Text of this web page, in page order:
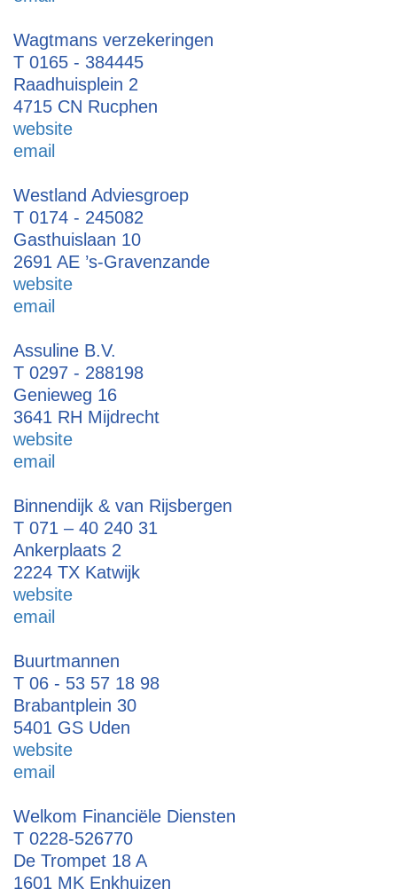
Wagtmans verzekeringen
T 0165 - 384445
Raadhuisplein 2
4715 CN Rucphen
website
email
Westland Adviesgroep
T 0174 - 245082
Gasthuislaan 10
2691 AE ’s-Gravenzande
website
email
Assuline B.V.
T 0297 - 288198
Genieweg 16
3641 RH Mijdrecht
website
email
Binnendijk & van Rijsbergen
T 071 – 40 240 31
Ankerplaats 2
2224 TX Katwijk
website
email
Buurtmannen
T 06 - 53 57 18 98
Brabantplein 30
5401 GS Uden
website
email
Welkom Financiële Diensten
T 0228-526770
De Trompet 18 A
1601 MK Enkhuizen